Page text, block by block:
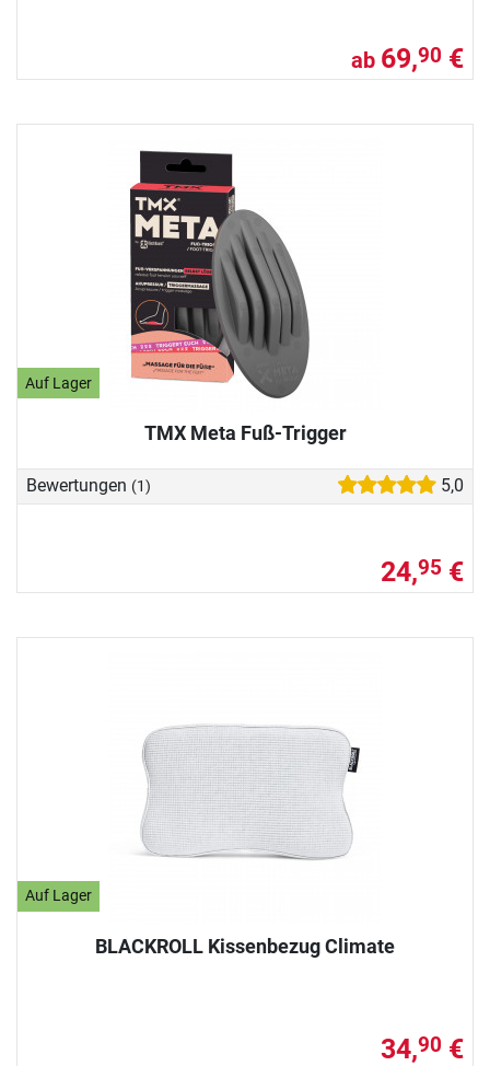
ab 69,90 €
Auf Lager
TMX Meta Fuß-Trigger
Bewertungen (1) 5,0
24,95 €
Auf Lager
BLACKROLL Kissenbezug Climate
34,90 €